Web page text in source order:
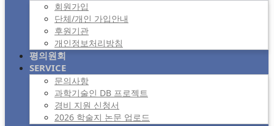
회원가입
단체/개인 가입안내
후원기관
개인정보처리방침
평의원회
SERVICE
문의사항
과학기술인 DB 프로젝트
경비 지원 신청서
2026 학술지 논문 업로드